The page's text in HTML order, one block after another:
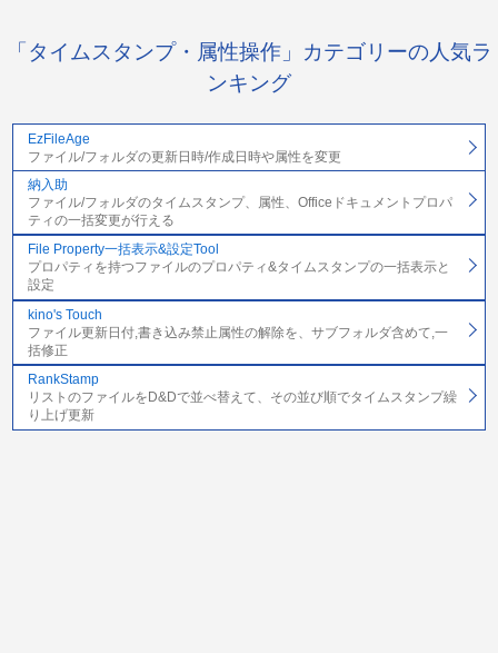
「タイムスタンプ・属性操作」カテゴリーの人気ラ
ンキング
EzFileAge
ファイル/フォルダの更新日時/作成日時や属性を変更
納入助
ファイル/フォルダのタイムスタンプ、属性、Officeドキュメントプロパ
ティの一括変更が行える
File Property一括表示&設定Tool
プロパティを持つファイルのプロパティ&タイムスタンプの一括表示と
設定
kino's Touch
ファイル更新日付,書き込み禁止属性の解除を、サブフォルダ含めて,一
括修正
RankStamp
リストのファイルをD&Dで並べ替えて、その並び順でタイムスタンプ繰
り上げ更新